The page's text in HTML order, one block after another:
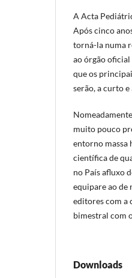
A Acta
Após cinco
torná-la numa
ao órgão oficial
que os
serão, a curto
muito pouco
entorno massa
científica de
no País afluxo
equipare ao de
editores com a
bimestral com
Downloads